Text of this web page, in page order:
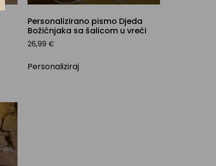
Personalizirano pismo Djeda
Božićnjaka sa šalicom u vreći
26,99 €
Personaliziraj